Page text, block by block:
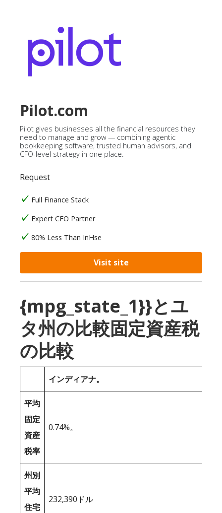
Pilot.com
Pilot gives businesses all the financial resources they
need to manage and grow — combining agentic
bookkeeping software, trusted human advisors, and
CFO-level strategy in one place.
Request
Full Finance Stack
Expert CFO Partner
80% Less Than InHse
Visit site
{mpg_state_1}}とユ
タ州の比較固定資産税
の比較
インディアナ。
平均
固定
資産
税率
0.74%。
州別
平均
住宅
232,390ドル